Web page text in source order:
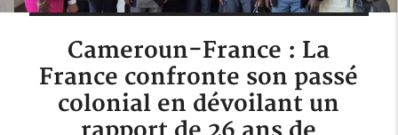
Cameroun-France : La
France confronte son passé
colonial en dévoilant un